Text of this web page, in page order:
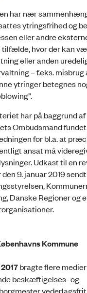
har nær
ytringsfrihed og
eller andre
tilfælde, hvor der kan
eller anden
– f.eks.
ytringer betegnes
har på baggrund af
Ombudsmand
for bl.a. at
ansat må
Udkast til en
9. januar 2019
Danske Regioner og
Kommune
bragte flere
beskæftigelses- og